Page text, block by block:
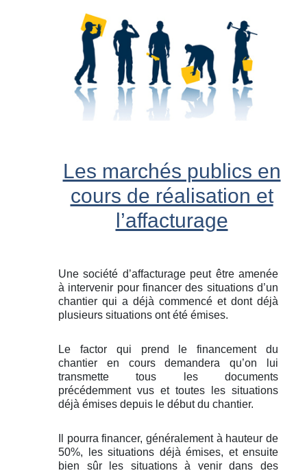
Les marchés publics en
cours de réalisation et
l’affacturage
Une société d’affacturage peut être amenée
à intervenir pour financer des situations d’un
chantier qui a déjà commencé et dont déjà
plusieurs situations ont été émises.
Le factor qui prend le financement du
chantier en cours demandera qu’on lui
transmette tous les documents
précédemment vus et toutes les situations
déjà émises depuis le début du chantier.
Il pourra financer, généralement à hauteur de
50%, les situations déjà émises, et ensuite
bien sûr les situations à venir dans des